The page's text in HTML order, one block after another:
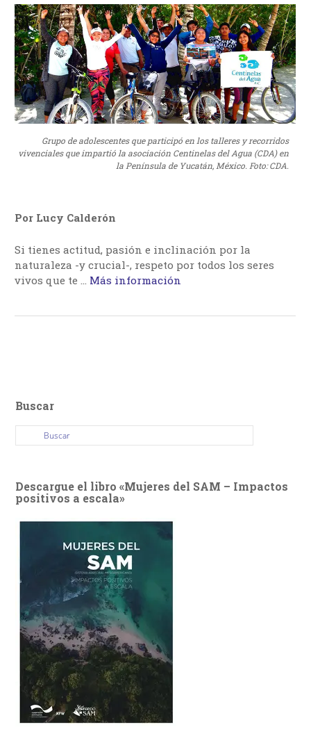
Grupo de adolescentes que participó en los talleres y recorridos
vivenciales que impartió la asociación Centinelas del Agua (CDA) en
la Península de Yucatán, México. Foto: CDA.
Por Lucy Calderón
Si tienes actitud, pasión e inclinación por la
naturaleza -y crucial-, respeto por todos los seres
vivos que te … Más información
Buscar
Descargue el libro «Mujeres del SAM – Impactos
positivos a escala»